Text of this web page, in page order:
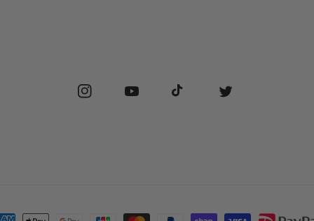
Instagram YouTube TikTok Twitter